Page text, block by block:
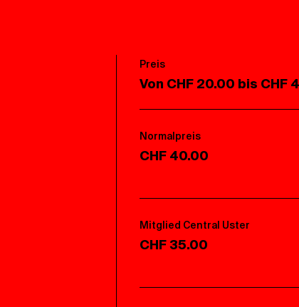
Preis
Von CHF 20.00 bis CHF
Normalpreis
CHF 40.00
Mitglied Central Uster
CHF 35.00